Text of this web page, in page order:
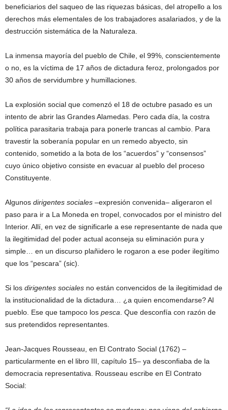
beneficiarios del saqueo de las riquezas básicas, del atropello a los
derechos más elementales de los trabajadores asalariados, y de la
destrucción sistemática de la Naturaleza.
La inmensa mayoría del pueblo de Chile, el 99%, conscientemente
o no, es la víctima de 17 años de dictadura feroz, prolongados por
30 años de servidumbre y humillaciones.
La explosión social que comenzó el 18 de octubre pasado es un
intento de abrir las Grandes Alamedas. Pero cada día, la costra
política parasitaria trabaja para ponerle trancas al cambio. Para
travestir la soberanía popular en un remedo abyecto, sin
contenido, sometido a la bota de los “acuerdos” y “consensos”
cuyo único objetivo consiste en evacuar al pueblo del proceso
Constituyente.
Algunos dirigentes sociales –expresión convenida– aligeraron el
paso para ir a La Moneda en tropel, convocados por el ministro del
Interior. Allí, en vez de significarle a ese representante de nada que
la ilegitimidad del poder actual aconseja su eliminación pura y
simple… en un discurso plañidero le rogaron a ese poder ilegítimo
que los “pescara” (sic).
Si los dirigentes sociales no están convencidos de la ilegitimidad de
la institucionalidad de la dictadura… ¿a quien encomendarse? Al
pueblo. Ese que tampoco los pesca . Que desconfía con razón de
sus pretendidos representantes.
Jean-Jacques Rousseau, en El Contrato Social (1762) –
particularmente en el libro III, capítulo 15– ya desconfiaba de la
democracia representativa. Rousseau escribe en El Contrato
Social: